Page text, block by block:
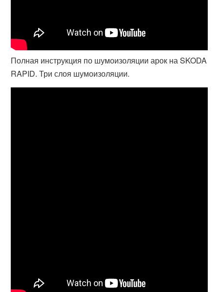
Полная инструкция по шумоизоляции арок на SKODA
RAPID. Три слоя шумоизоляции.